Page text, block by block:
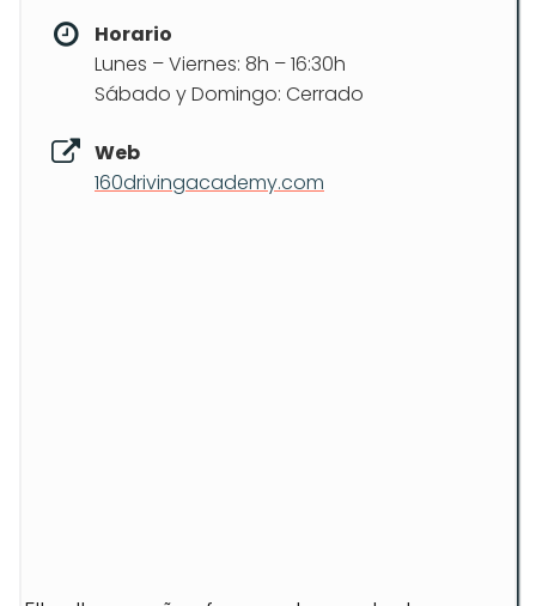
Horario
Lunes – Viernes: 8h – 16:30h
Sábado y Domingo: Cerrado
Web
160drivingacademy.com